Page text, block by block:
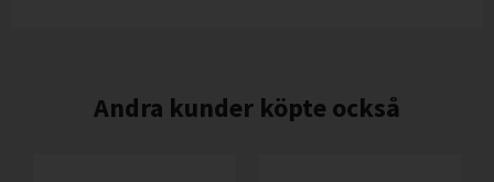
Andra kunder köpte också